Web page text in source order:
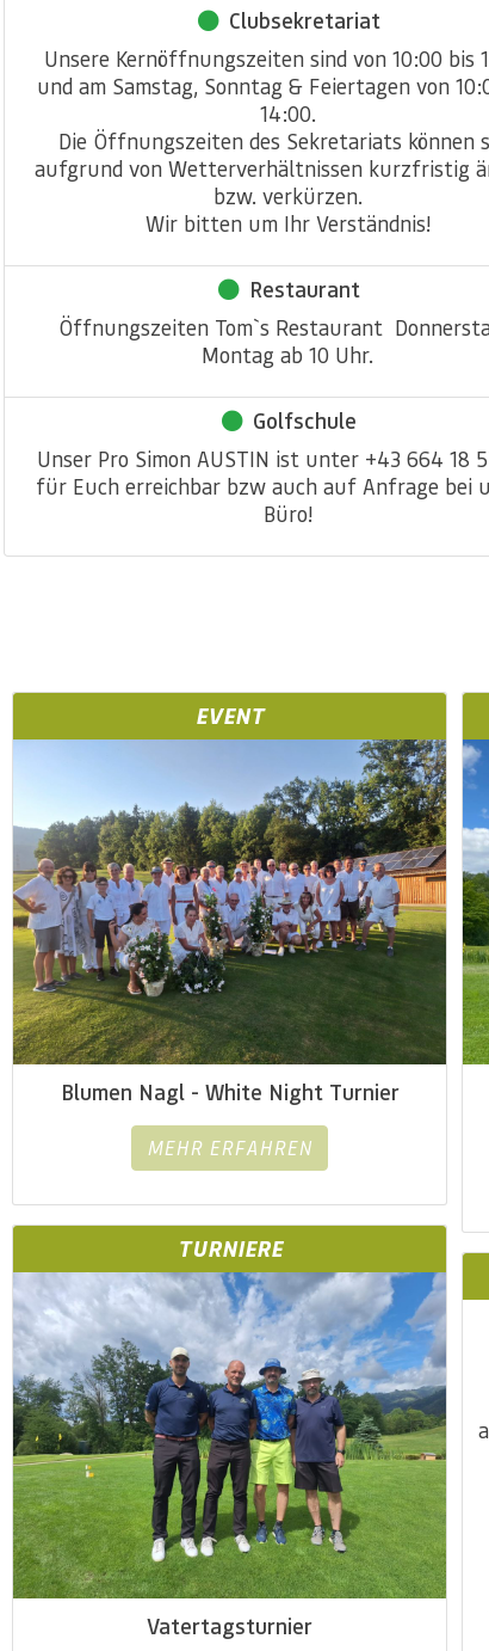
Clubsekretariat
Unsere Kernöffnungszeiten sind von 10:00 bis
und am Samstag, Sonntag & Feiertagen von
14:00.
Die Öffnungszeiten des Sekretariats können
aufgrund von Wetterverhältnissen kurzfristig
bzw. verkürzen.
Wir bitten um Ihr Verständnis!
Restaurant
Öffnungszeiten Tom`s Restaurant
Montag ab 10 Uhr.
Golfschule
Unser Pro Simon AUSTIN ist unter +43 664 18
für Euch erreichbar bzw auch auf Anfrage bei
Büro!
EVENT
Blumen Nagl - White Night Turnier
MEHR ERFAHREN
TURNIERE
Vatertagsturnier